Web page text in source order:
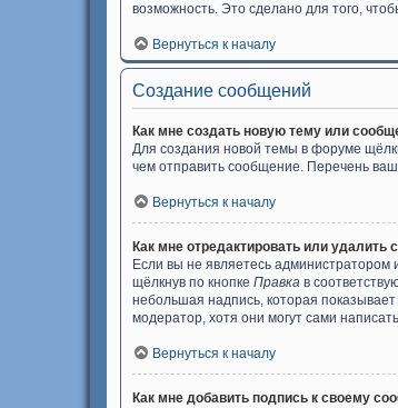
возможность. Это сделано для того,
Вернуться к началу
Создание сообщений
Как мне создать новую тему или
Для создания новой темы в форуме
чем отправить сообщение. Перечень
Вернуться к началу
Как мне отредактировать или удалить
Если вы не являетесь
щёлкнув по кнопке Правка в
небольшая надпись, которая
модератор, хотя они могут сами
Вернуться к началу
Как мне добавить подпись к своему